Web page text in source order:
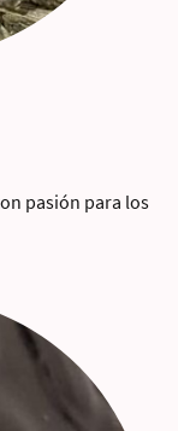
pasión para los